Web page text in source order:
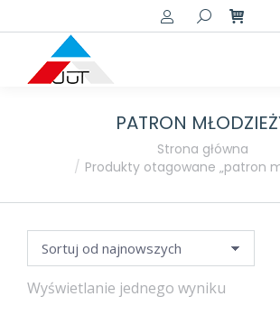
Szukaj:
PATRON
Strona główna
Produkty otagowane „patron
Wyświetlanie jednego wyniku